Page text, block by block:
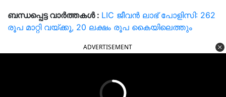
ബന്ധപ്പെട്ട വാർത്തകൾ : LIC ജീവന്‍ ലാഭ് പോളിസി: 262
രൂപ മാറ്റി വയ്ക്കൂ, 20 ലക്ഷം രൂപ കൈയിലെത്തും
ADVERTISEMENT